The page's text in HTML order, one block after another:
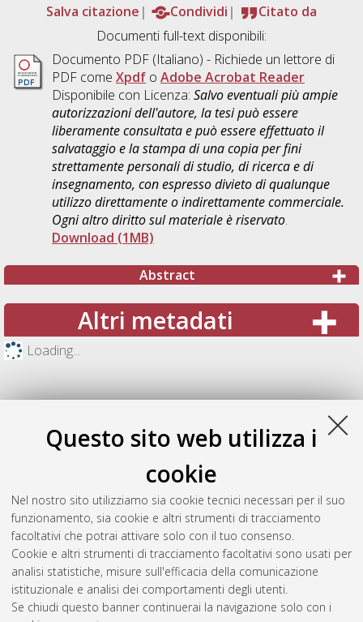
Questo sito web utilizza i
cookie
Nel nostro sito utilizziamo sia cookie tecnici necessari per il suo
funzionamento, sia cookie e altri strumenti di tracciamento
facoltativi che potrai attivare solo con il tuo consenso.
Cookie e altri strumenti di tracciamento facoltativi sono usati per
analisi statistiche, misure sull'efficacia della comunicazione
istituzionale e analisi dei comportamenti degli utenti.
Se chiudi questo banner continuerai la navigazione solo con i
Salva citazione
Condividi
Citato da
Documenti full-text disponibili:
Documento PDF(Italiano) - Richiede un lettore di
PDF come Xpdfo Adobe Acrobat Reader
Disponibile con Licenza: Salvo eventuali più ampie
autorizzazioni dell'autore, la tesi può essere
liberamente consultata e può essere effettuato il
salvataggio e la stampa di una copia per fini
strettamente personali di studio, di ricerca e di
insegnamento, con espresso divieto di qualunque
utilizzo direttamente o indirettamente commerciale.
Ogni altro diritto sul materiale è riservato.
Download (1MB)
Abstract
Altri metadati
Loading...
Gestione del documento: